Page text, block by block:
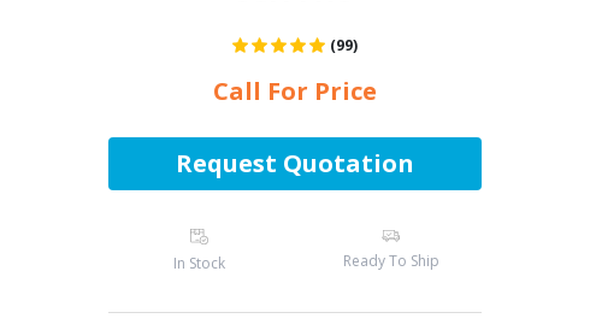
(99)
Call For Price
Request Quotation
In Stock Ready To Ship